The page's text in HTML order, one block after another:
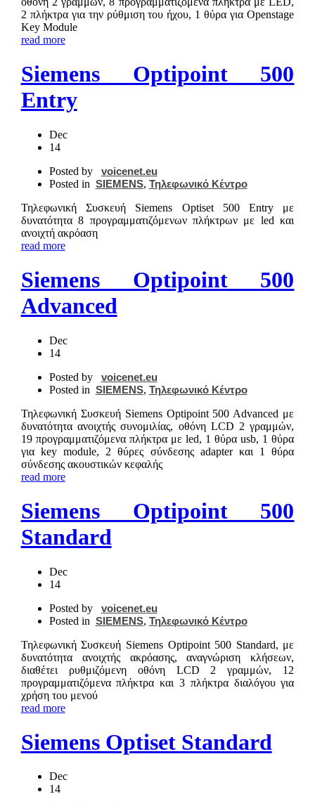
2 πλήκτρα για την ρύθμιση του ήχου, 1 θύρα για Openstage
Key Module
read more
Siemens Optipoint 500
Entry
Dec
14
Posted by
voicenet.eu
Posted in SIEMENS, Τηλεφωνικό Κέντρο
Τηλεφωνική Συσκευή Siemens Optiset 500 Entry με
δυνατότητα 8 προγραμματιζόμενων πλήκτρων με led και
ανοιχτή ακρόαση
read more
Siemens Optipoint 500
Advanced
Dec
14
Posted by
voicenet.eu
Posted in SIEMENS, Τηλεφωνικό Κέντρο
Τηλεφωνική Συσκευή Siemens Optipoint 500 Advanced με
δυνατότητα ανοιχτής συνομιλίας, οθόνη LCD 2 γραμμών,
19 προγραμματιζόμενα πλήκτρα με led, 1 θύρα usb, 1 θύρα
για key module, 2 θύρες σύνδεσης adapter και 1 θύρα
σύνδεσης ακουστικών κεφαλής
read more
Siemens Optipoint 500
Standard
Dec
14
Posted by
voicenet.eu
Posted in SIEMENS, Τηλεφωνικό Κέντρο
Τηλεφωνική Συσκευή Siemens Optipoint 500 Standard, με
δυνατότητα ανοιχτής ακρόασης, αναγνώριση κλήσεων,
διαθέτει ρυθμιζόμενη οθόνη LCD 2 γραμμών, 12
προγραμματιζόμενα πλήκτρα και 3 πλήκτρα διαλόγου για
χρήση του μενού
read more
Siemens Optiset Standard
Dec
14